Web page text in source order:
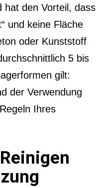
hat den Vorteil, dass
und keine Fläche
oder Kunststoff
5 bis
gilt:
der Verwendung
Ihres